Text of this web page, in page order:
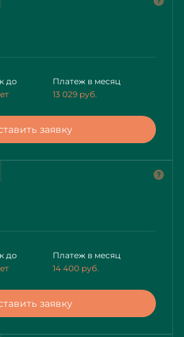
до
Платеж в месяц
13 029 руб.
заявку
до
Платеж в месяц
14 400 руб.
заявку